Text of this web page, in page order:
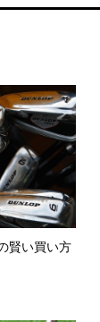
賢い買い方